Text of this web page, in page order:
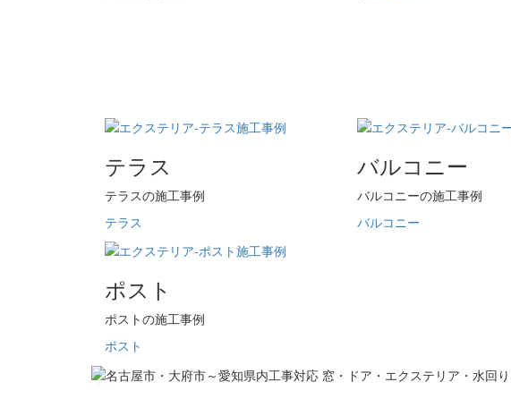
テラス
テラスの施工事例
テラス
バルコニー
バルコニーの施工事例
バルコニー
ポスト
ポストの施工事例
ポスト